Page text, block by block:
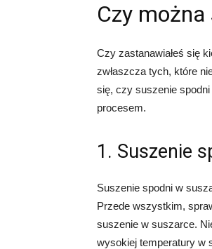
Czy
Czy zastanawiałeś się
zwłaszcza tych, które
się, czy suszenie
procesem.
1. Suszenie
Suszenie spodni w
Przede wszystkim,
suszenie w suszarce.
wysokiej temperatury w